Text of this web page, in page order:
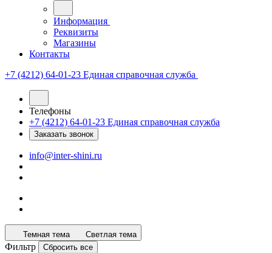
Информация
Реквизиты
Магазины
Контакты
+7 (4212) 64-01-23 Единая справочная служба
Телефоны
+7 (4212) 64-01-23 Единая справочная служба
Заказать звонок
info@inter-shini.ru
Темная тема Светлая тема
Фильтр Сбросить все